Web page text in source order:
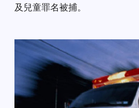
及兒童罪名被捕。